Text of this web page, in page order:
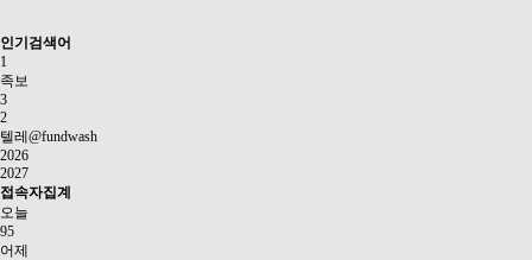
인기검색어
1
족보
3
2
텔레@fundwash
2026
2027
접속자집계
오늘
95
어제